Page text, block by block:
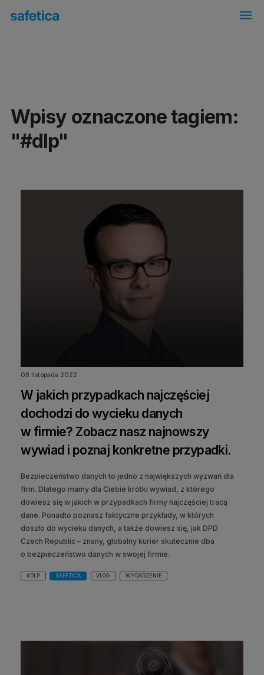
menu
Wpisy oznaczone tagiem:
"#dlp"
08 listopada 2022
W jakich przypadkach najczęściej
dochodzi do wycieku danych
w firmie? Zobacz nasz najnowszy
wywiad i poznaj konkretne przypadki.
Bezpieczeństwo danych to jedno z największych wyzwań dla
firm. Dlatego mamy dla Ciebie krótki wywiad, z którego
dowiesz się w jakich w przypadkach firmy najczęściej tracą
dane. Ponadto poznasz faktyczne przykłady, w których
doszło do wycieku danych, a także dowiesz się, jak DPD
Czech Republic – znany, globalny kurier skutecznie dba
o bezpieczeństwo danych w swojej firmie.
#DLP SAFETICA VLOG WYDARZENIE